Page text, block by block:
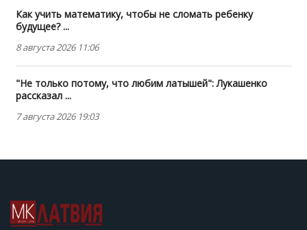
Как учить математику, чтобы не сломать ребенку
будущее? ...
8 августа 2026 11:06
"Не только потому, что любим латышей": Лукашенко
рассказал ...
7 августа 2026 19:03